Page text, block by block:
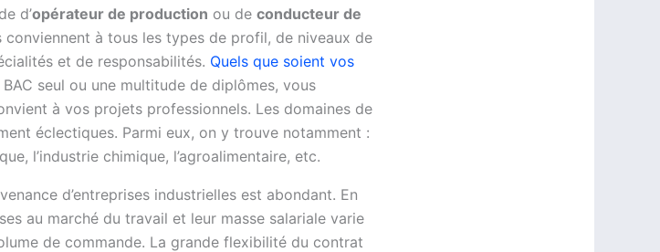
d’opérateur de production ou de conducteur de
conviennent à tous les types de profil, de niveaux de
et de responsabilités. Quels que soient vos
BAC seul ou une multitude de diplômes, vous
à vos projets professionnels. Les domaines de
éclectiques. Parmi eux, on y trouve notamment :
l’industrie chimique, l’agroalimentaire, etc.
d’entreprises industrielles est abondant. En
au marché du travail et leur masse salariale varie
de commande. La grande flexibilité du contrat